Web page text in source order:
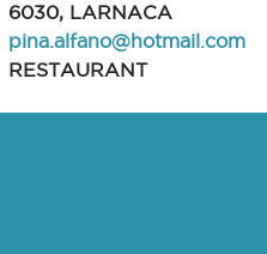
6030, LARNACA
pina.alfano@hotmail.com
RESTAURANT